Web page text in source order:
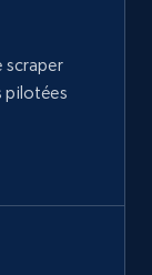
scraper
pilotées